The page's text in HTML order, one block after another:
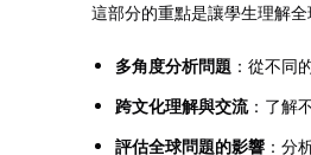
這部分的重點是讓學生理解
多角度分析問題 ：從不同
跨文化理解與交流：了解
評估全球問題的影響 ：分